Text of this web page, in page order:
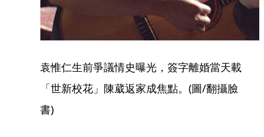
袁惟仁生前爭議情史曝光，簽字離婚當天載
「世新校花」陳葳返家成焦點。(圖/翻攝臉
書)